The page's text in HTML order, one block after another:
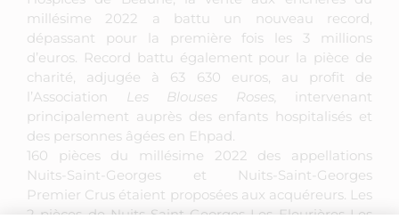
millésime 2022 a battu un nouveau record,
dépassant pour la première fois les 3 millions
d’euros. Record battu également pour la pièce de
charité, adjugée à 63 630 euros, au profit de
l’Association Les Blouses Roses,
intervenant
principalement auprès des enfants hospitalisés et
des personnes âgées en Ehpad.
160 pièces du millésime 2022 des appellations
Nuits-Saint-Georges et Nuits-Saint-Georges
Premier Crus étaient proposées aux acquéreurs. Les
2 pièces de Nuits-Saint-Georges Les Fleurières Les